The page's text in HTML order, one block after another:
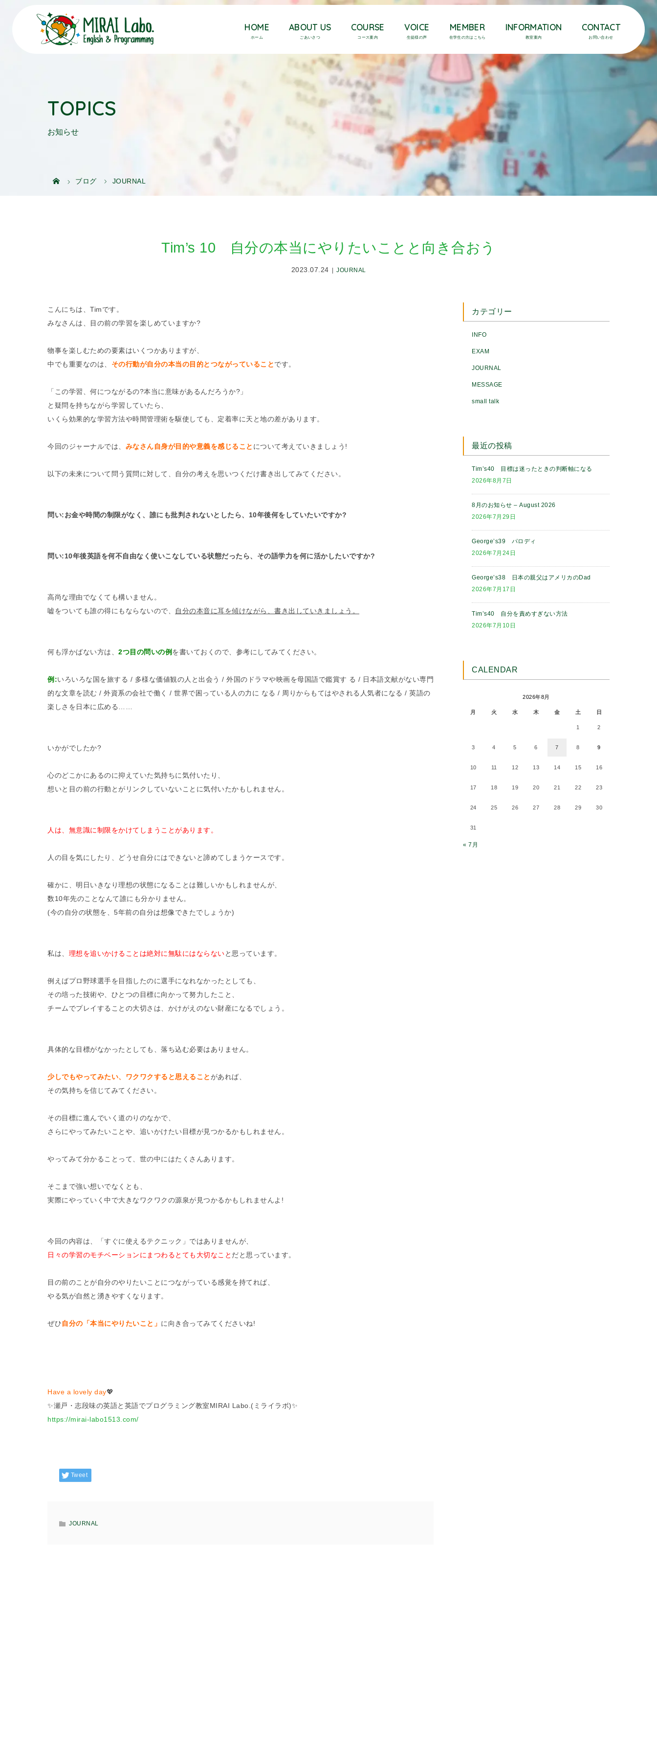
HOME ABOUT US COURSE VOICE MEMBER INFORMATION CONTACT
TOPICS
お知らせ
ブログ JOURNAL
Tim’s 10 自分の本当にやりたいことと向き合おう
2023.07.24 JOURNAL
こんにちは、Timです。
みなさんは、目の前の学習を楽しめていますか?
物事を楽しむための要素はいくつかありますが、
中でも重要なのは、 その行動が自分の本当の目的とつながっていることです。
「この学習、何につながるの?本当に意味があるんだろうか?」
と疑問を持ちながら学習していたら、
いくら効果的な学習方法や時間管理術を駆使しても、定着率に天と地の差があります。
今回のジャーナルでは、 みなさん自身が目的や意義を感じること について考えていきましょう!
以下の未来について問う質問に対して、自分の考えを思いつくだけ書き出してみてください。
問い:お金や時間の制限がなく、誰にも批判されないとしたら、10年後何をしていたいですか?
問い:10年後英語を何不自由なく使いこなしている状態だったら、その語学力を何に活かしたいですか?
高尚な理由でなくても構いません。
嘘をついても誰の得にもならないので、
自分の本音に耳を傾けながら、書き出していきましょう。
何も浮かばない方は、 2つ目の問いの例を書いておくので、参考にしてみてください。
例:いろいろな国を旅する / 多様な価値観の人と出会う / 外国のドラマや映画を母国語で鑑賞す る / 日本語文献がない専門
的な文章を読む / 外資系の会社で働く / 世界で困っている人の力に なる / 周りからもてはやされる人気者になる / 英語の
楽しさを日本に広める……
いかがでしたか?
心のどこかにあるのに抑えていた気持ちに気付いたり、
想いと目の前の行動とがリンクしていないことに気付いたかもしれません。
人は、無意識に制限をかけてしまうことがあります。
人の目を気にしたり、どうせ自分にはできないと諦めてしまうケースです。
確かに、明日いきなり理想の状態になることは難しいかもしれませんが、
数10年先のことなんて誰にも分かりません。
(今の自分の状態を、5年前の自分は想像できたでしょうか)
私は、 理想を追いかけることは絶対に無駄にはならないと思っています。
例えばプロ野球選手を目指したのに選手になれなかったとしても、
その培った技術や、ひとつの目標に向かって努力したこと、
チームでプレイすることの大切さは、かけがえのない財産になるでしょう。
具体的な目標がなかったとしても、落ち込む必要はありません。
少しでもやってみたい、ワクワクすると思えることがあれば、
その気持ちを信じてみてください。
その目標に進んでいく道のりのなかで、
さらにやってみたいことや、追いかけたい目標が見つかるかもしれません。
やってみて分かることって、世の中にはたくさんあります。
そこまで強い想いでなくとも、
実際にやっていく中で大きなワクワクの源泉が見つかるかもしれませんよ!
今回の内容は、「すぐに使えるテクニック」ではありませんが、
日々の学習のモチベーションにまつわるとても大切なこと だと思っています。
目の前のことが自分のやりたいことにつながっている感覚を持てれば、
やる気が自然と湧きやすくなります。
ぜひ自分の「本当にやりたいこと」 に向き合ってみてくださいね!
Have a lovely day💖
✨瀬戸・志段味の英語と英語でプログラミング教室MIRAI Labo.(ミライラボ)✨
https://mirai-labo1513.com/
Tweet
JOURNAL
カテゴリー
INFO
EXAM
JOURNAL
MESSAGE
small talk
最近の投稿
Tim’s40 目標は迷ったときの判断軸になる
2026年8月7日
8月のお知らせ – August 2026
2026年7月29日
George’s39 パロディ
2026年7月24日
George’s38 日本の親父はアメリカのDad
2026年7月17日
Tim’s40 自分を責めすぎない方法
2026年7月10日
CALENDAR
2026年8月
月 火 水 木 金 土 日
1 2
3 4 5 6 7 8 9
10 11 12 13 14 15 16
17 18 19 20 21 22 23
24 25 26 27 28 29 30
31
« 7月